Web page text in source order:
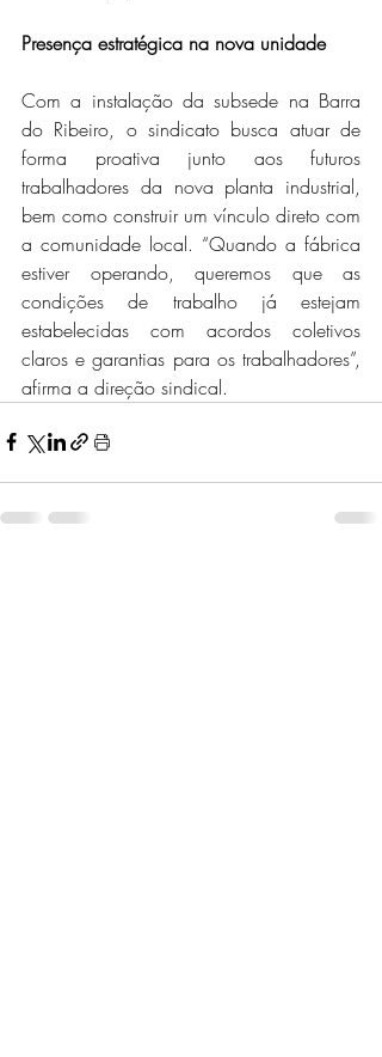
Presença estratégica na nova unidade
Com a instalação da subsede na Barra
do Ribeiro, o sindicato busca atuar de
forma proativa junto aos futuros
trabalhadores da nova planta industrial,
bem como construir um vínculo direto com
a comunidade local. “Quando a fábrica
estiver operando, queremos que as
condições de trabalho já estejam
estabelecidas com acordos coletivos
claros e garantias para os trabalhadores”,
afirma a direção sindical.